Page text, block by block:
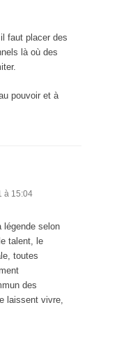
faut placer des
là où des
pouvoir et à
à 15:04
légende selon
talent, le
toutes
des
laissent vivre,